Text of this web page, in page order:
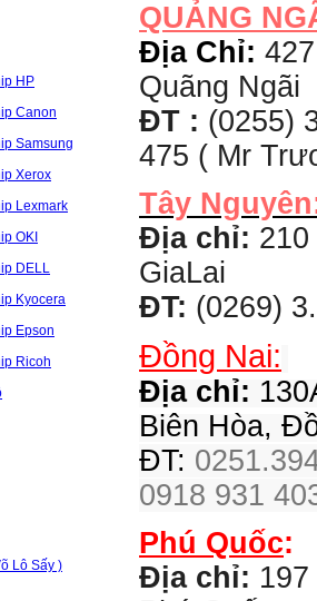
HP
Canon
Samsung
Xerox
Lexmark
OKI
DELL
Kyocera
Epson
Ricoh
Lô Sấy )
QUẢNG
Địa Chỉ:
Quãng Ngãi
ĐT : (0255)
475 ( Mr
Tây
Địa chỉ:
GiaLai
ĐT: (0269)
Đồng Nai:
Địa chỉ:
Biên Hòa,
ĐT:
0918 931
Phú Quốc:
Địa chỉ: